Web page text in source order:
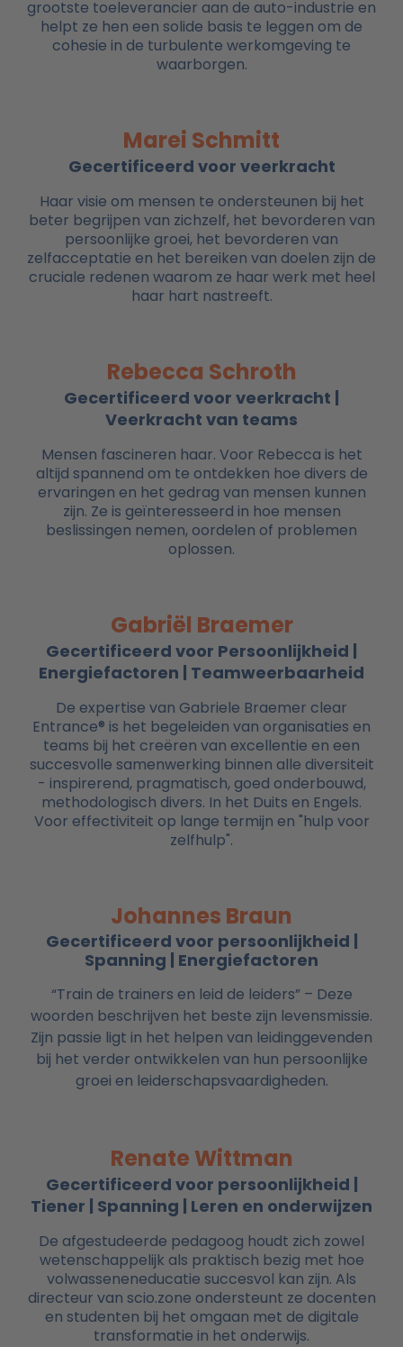
grootste toeleverancier aan de auto-industrie en
helpt ze hen een solide basis te leggen om de
cohesie in de turbulente werkomgeving te
waarborgen.
Marei Schmitt
Gecertificeerd voor veerkracht
Haar visie om mensen te ondersteunen bij het
beter begrijpen van zichzelf, het bevorderen van
persoonlijke groei, het bevorderen van
zelfacceptatie en het bereiken van doelen zijn de
cruciale redenen waarom ze haar werk met heel
haar hart nastreeft.
Rebecca Schroth
Gecertificeerd voor veerkracht |
Veerkracht van teams
Mensen fascineren haar. Voor Rebecca is het
altijd spannend om te ontdekken hoe divers de
ervaringen en het gedrag van mensen kunnen
zijn. Ze is geïnteresseerd in hoe mensen
beslissingen nemen, oordelen of problemen
oplossen.
Gabriël Braemer
Gecertificeerd voor Persoonlijkheid |
Energiefactoren | Teamweerbaarheid
De expertise van Gabriele Braemer clear
Entrance® is het begeleiden van organisaties en
teams bij het creëren van excellentie en een
succesvolle samenwerking binnen alle diversiteit
- inspirerend, pragmatisch, goed onderbouwd,
methodologisch divers. In het Duits en Engels.
Voor effectiviteit op lange termijn en "hulp voor
zelfhulp".
Johannes Braun
Gecertificeerd voor persoonlijkheid |
Spanning | Energiefactoren
“Train de trainers en leid de leiders” – Deze
woorden beschrijven het beste zijn levensmissie.
Zijn passie ligt in het helpen van leidinggevenden
bij het verder ontwikkelen van hun persoonlijke
groei en leiderschapsvaardigheden.
Renate Wittman
Gecertificeerd voor persoonlijkheid |
Tiener | Spanning | Leren en onderwijzen
De afgestudeerde pedagoog houdt zich zowel
wetenschappelijk als praktisch bezig met hoe
volwasseneneducatie succesvol kan zijn. Als
directeur van scio.zone ondersteunt ze docenten
en studenten bij het omgaan met de digitale
transformatie in het onderwijs.